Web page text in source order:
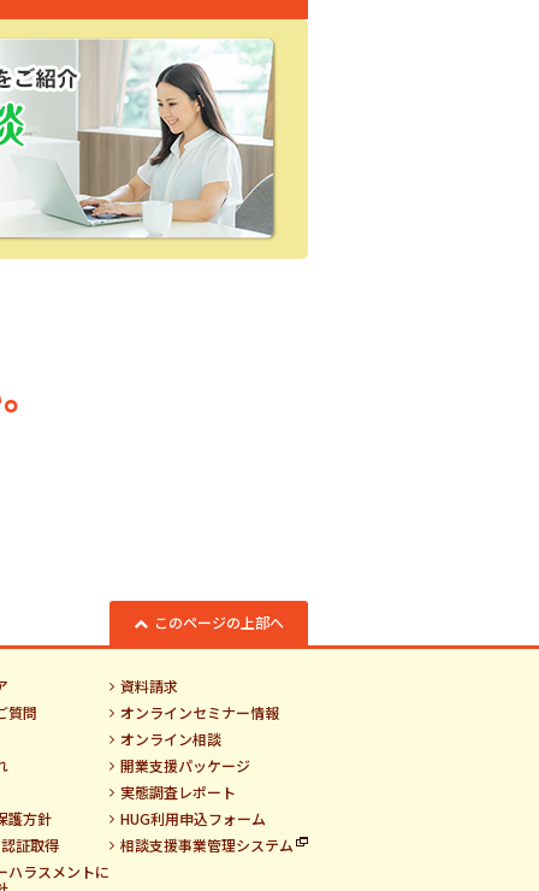
このページの上部へ
質問
護方針
証取得
ハラスメントに
資料請求
オンラインセミナー情報
オンライン相談
開業支援パッケージ
実態調査レポート
HUG利用申込フォーム
相談支援事業管理システム